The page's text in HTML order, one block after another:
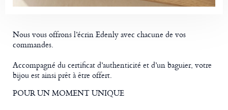
Nous vous offrons l’écrin Edenly avec chacune de vos
commandes.
Accompagné du certificat d’authenticité et d’un baguier, votre
bijou est ainsi prêt à être offert.
POUR UN MOMENT UNIQUE